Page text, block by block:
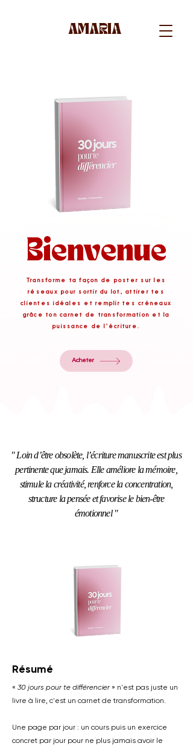
AMARIA
Bienvenue
Transforme ta façon de poster sur les
réseaux pour sortir du lot, attirer tes
clientes idéales et remplir tes créneaux
grâce ton carnet de transformation et la
puissance de l'écriture.
Acheter
" Loin d’être obsolète, l’écriture manuscrite est plus
pertinente que jamais. Elle améliore la mémoire,
stimule la créativité, renforce la concentration,
structure la pensée et favorise le bien-être
émotionnel "
Résumé
« 30 jours pour te différencier » n'est pas juste un
livre à lire, c'est un carnet de transformation.
Une page par jour : un cours puis un exercice
concret par jour pour ne plus jamais avoir le